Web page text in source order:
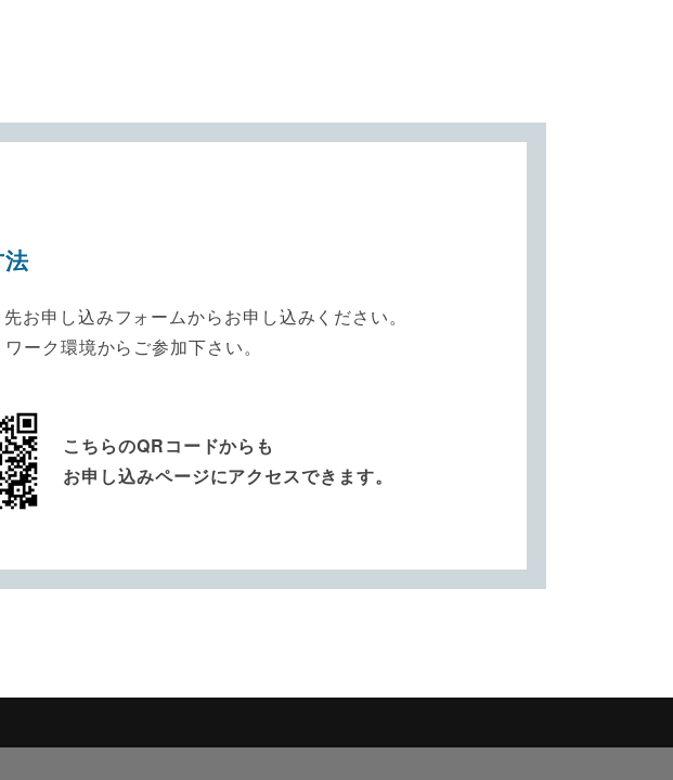
お申し込みフォームからお申し込みください。
ーク環境からご参加下さい。
こちらのQRコードからも
お申し込みページにアクセスできます。